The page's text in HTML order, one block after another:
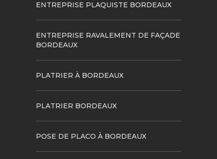
ENTREPRISE PLAQUISTE BORDEAUX
ENTREPRISE RAVALEMENT DE FAÇADE
BORDEAUX
PLATRIER À BORDEAUX
PLATRIER BORDEAUX
POSE DE PLACO À BORDEAUX